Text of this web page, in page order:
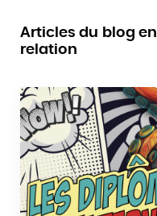
Articles du blog en
relation